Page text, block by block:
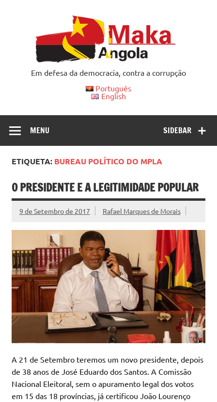
Em defesa da democracia, contra a corrupção
Português
English
SIDEBAR
MENU
ETIQUETA: BUREAU POLÍTICO DO MPLA
O PRESIDENTE E A LEGITIMIDADE POPULAR
9 de Setembro de 2017 Rafael Marques de Morais
A 21 de Setembro teremos um novo presidente, depois
de 38 anos de José Eduardo dos Santos. A Comissão
Nacional Eleitoral, sem o apuramento legal dos votos
em 15 das 18 províncias, já certificou João Lourenço